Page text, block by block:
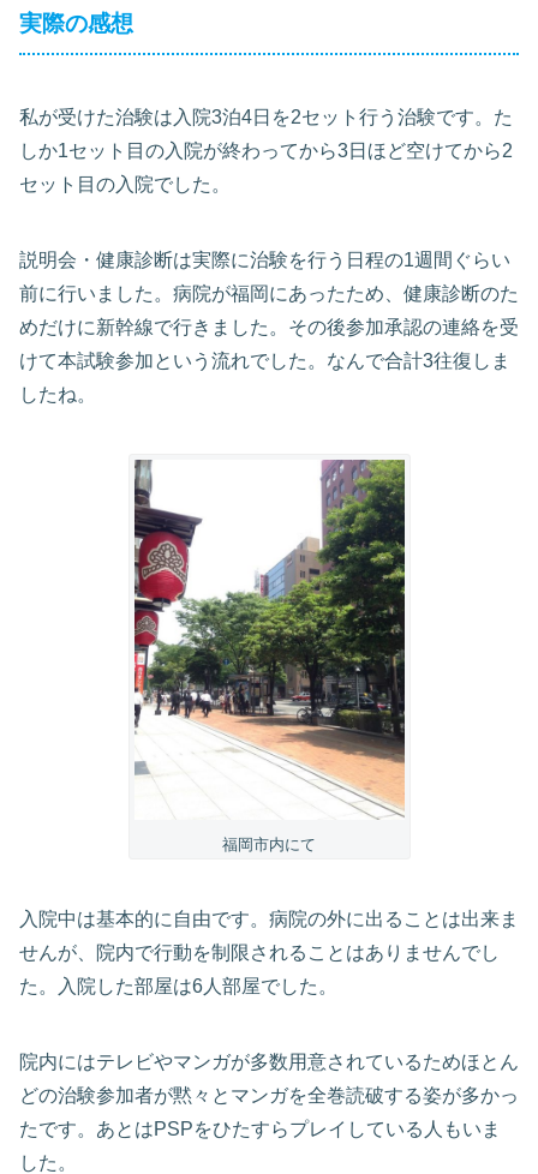
実際の感想
私が受けた治験は入院3泊4日を2セット行う治験です。た
しか1セット目の入院が終わってから3日ほど空けてから2
セット目の入院でした。
説明会・健康診断は実際に治験を行う日程の1週間ぐらい
前に行いました。病院が福岡にあったため、健康診断のた
めだけに新幹線で行きました。その後参加承認の連絡を受
けて本試験参加という流れでした。なんで合計3往復しま
したね。
福岡市内にて
入院中は基本的に自由です。病院の外に出ることは出来ま
せんが、院内で行動を制限されることはありませんでし
た。入院した部屋は6人部屋でした。
院内にはテレビやマンガが多数用意されているためほとん
どの治験参加者が黙々とマンガを全巻読破する姿が多かっ
たです。あとはPSPをひたすらプレイしている人もいま
した。